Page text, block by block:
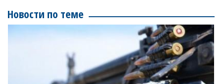
Новости по теме